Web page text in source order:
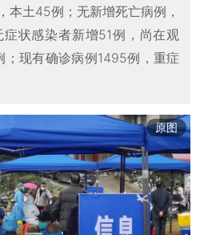
本土45例；无新增死亡病例，
状感染者新增51例，尚在观
现有确诊病例1495例，重症
原图